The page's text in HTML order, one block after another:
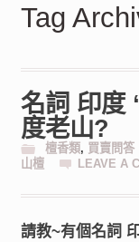
Tag
名詞 印度
度老山?
檀香類, 買賣問答
山檀
LEAVE A
請教~有個名詞